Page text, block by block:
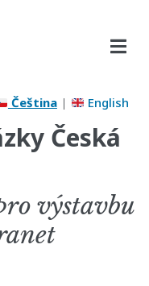
Čeština| English
Česká
výstavbu